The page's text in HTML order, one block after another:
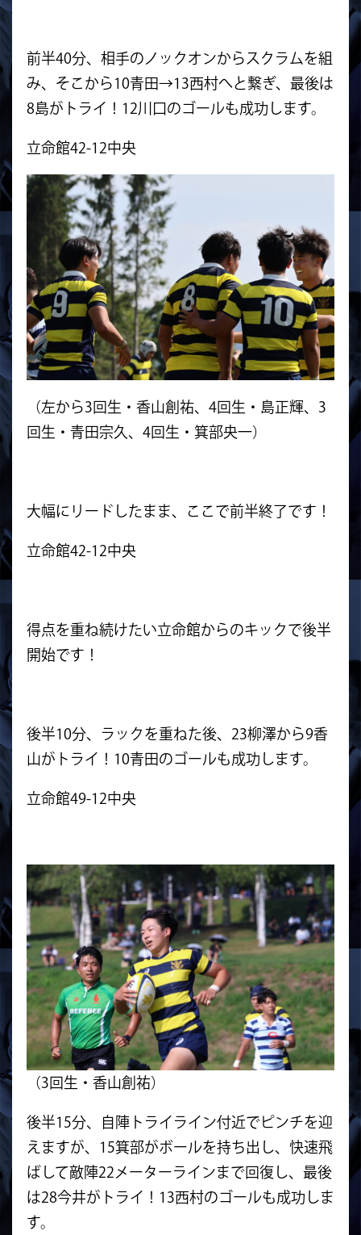
前半40分、相手のノックオンからスクラムを組
み、そこから10青田→13西村へと繋ぎ、最後は
8島がトライ！12川口のゴールも成功します。
立命館42-12中央
（左から3回生・香山創祐、4回生・島正輝、3
回生・青田宗久、4回生・箕部央一）
大幅にリードしたまま、ここで前半終了です！
立命館42-12中央
得点を重ね続けたい立命館からのキックで後半
開始です！
後半10分、ラックを重ねた後、23柳澤から9香
山がトライ！10青田のゴールも成功します。
立命館49-12中央
（3回生・香山創祐）
後半15分、自陣トライライン付近でピンチを迎
えますが、15箕部がボールを持ち出し、快速飛
ばして敵陣22メーターラインまで回復し、最後
は28今井がトライ！13西村のゴールも成功しま
す。